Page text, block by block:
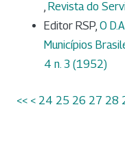
, Revista do
Editor RSP, O
Municípios
4 n. 3 (1952)
<< < 24 25 26 27 28